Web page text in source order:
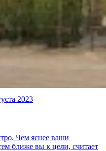
2023
Чем яснее ваши
ближе вы к цели, считает